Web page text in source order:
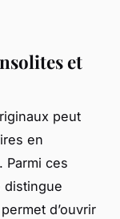
et
peut
en
Parmi ces
distingue
d’ouvrir